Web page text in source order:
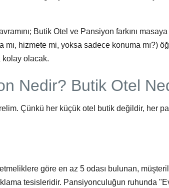
Butik Otel ve Pansiyon farkını masaya
hizmete mi, yoksa sadece konuma mı?)
kolay olacak.
Nedir? Butik Otel
Çünkü her küçük otel butik değildir, her
göre en az 5 odası bulunan,
tesisleridir. Pansiyonculuğun ruhunda